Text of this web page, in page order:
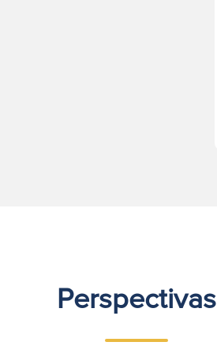
Perspectivas